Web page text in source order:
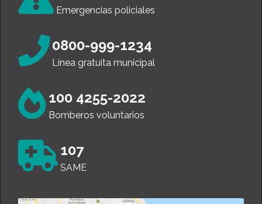
Emergencias policiales
0800-999-1234
Línea gratuita municipal
100 4255-2022
Bomberos voluntarios
107
SAME